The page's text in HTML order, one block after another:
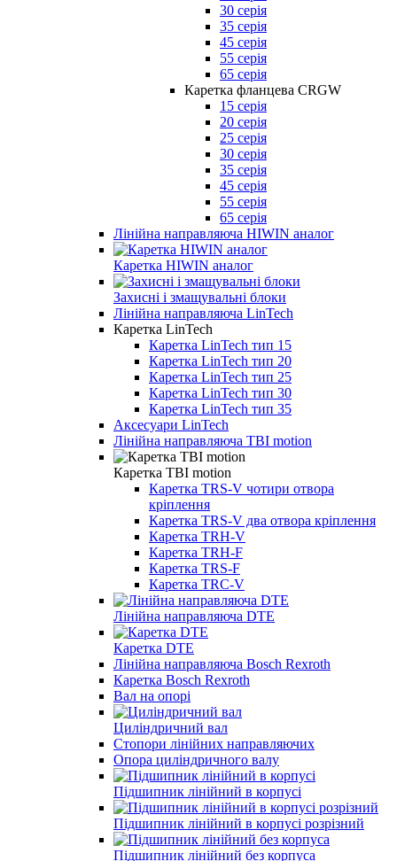
30 серія
35 серія
45 серія
55 серія
65 серія
Каретка фланцева CRGW
15 серія
20 серія
25 серія
30 серія
35 серія
45 серія
55 серія
65 серія
Лінійна направляюча HIWIN аналог
Каретка HIWIN аналог
Захисні і змащувальні блоки
Лінійна направляюча LinTech
Каретка LinTech
Каретка LinTech тип 15
Каретка LinTech тип 20
Каретка LinTech тип 25
Каретка LinTech тип 30
Каретка LinTech тип 35
Аксесуари LinTech
Лінійна направляюча TBI motion
Каретка TBI motion
Каретка TRS-V чотири отвора
кріплення
Каретка TRS-V два отвора кріплення
Каретка TRH-V
Каретка TRH-F
Каретка TRS-F
Каретка TRC-V
Лінійна направляюча DTE
Каретка DTE
Лінійна направляюча Bosch Rexroth
Каретка Bosch Rexroth
Вал на опорі
Циліндричний вал
Стопори лінійних направляючих
Опора циліндричного валу
Підшипник лінійний в корпусі
Підшипник лінійний в корпусі розрізний
Підшипник лінійний без корпуса